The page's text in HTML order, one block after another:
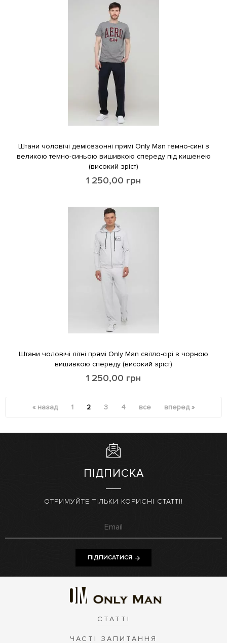
Штани чоловічі демісезонні прямі Only Man темно-сині з
великою темно-синьою вишивкою спереду під кишенею
(високий зріст)
1 250,00 грн
Штани чоловічі літні прямі Only Man світло-сірі з чорною
вишивкою спереду (високий зріст)
1 250,00 грн
« назад 1 2 3 4 все вперед »
ПІДПИСКА
ОТРИМУЙТЕ ТІЛЬКИ КОРИСНІ СТАТТІ!
ПІДПИСАТИСЯ
СТАТТІ
ЧАСТІ ЗАПИТАННЯ